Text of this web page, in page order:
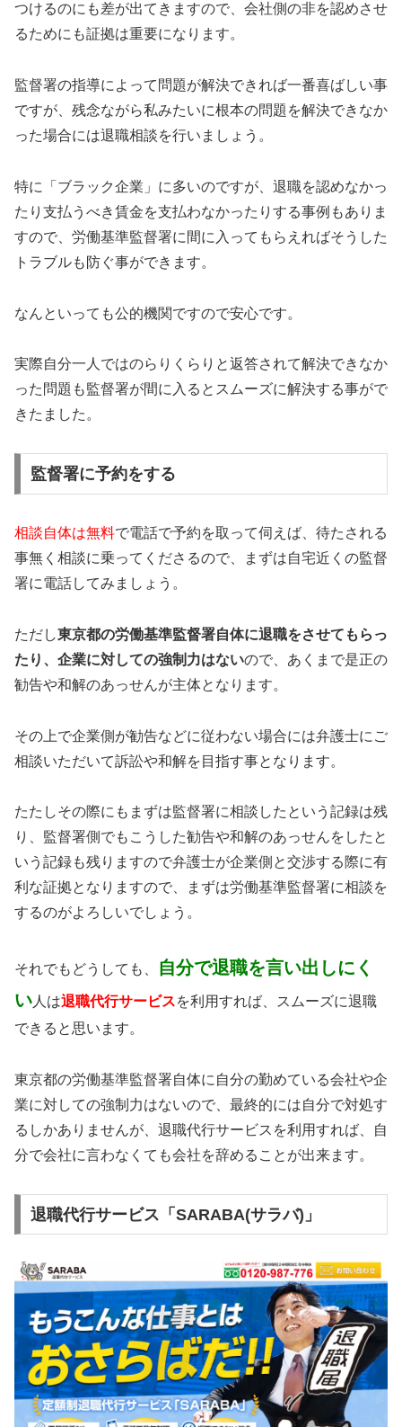
つけるのにも差が出てきますので、会社側の非を認めさせ
るためにも証拠は重要になります。
監督署の指導によって問題が解決できれば一番喜ばしい事
ですが、残念ながら私みたいに根本の問題を解決できなか
った場合には退職相談を行いましょう。
特に「ブラック企業」に多いのですが、退職を認めなかっ
たり支払うべき賃金を支払わなかったりする事例もありま
すので、労働基準監督署に間に入ってもらえればそうした
トラブルも防ぐ事ができます。
なんといっても公的機関ですので安心です。
実際自分一人ではのらりくらりと返答されて解決できなか
った問題も監督署が間に入るとスムーズに解決する事がで
きたました。
監督署に予約をする
相談自体は無料で電話で予約を取って伺えば、待たされる
事無く相談に乗ってくださるので、まずは自宅近くの監督
署に電話してみましょう。
ただし東京都の労働基準監督署自体に退職をさせてもらっ
たり、企業に対しての強制力はないので、あくまで是正の
勧告や和解のあっせんが主体となります。
その上で企業側が勧告などに従わない場合には弁護士にご
相談いただいて訴訟や和解を目指す事となります。
たたしその際にもまずは監督署に相談したという記録は残
り、監督署側でもこうした勧告や和解のあっせんをしたと
いう記録も残りますので弁護士が企業側と交渉する際に有
利な証拠となりますので、まずは労働基準監督署に相談を
するのがよろしいでしょう。
それでもどうしても、
自分で退職を言い出しにく
い 人は退職代行サービスを利用すれば、スムーズに退職
できると思います。
東京都の労働基準監督署自体に自分の勤めている会社や企
業に対しての強制力はないので、最終的には自分で対処す
るしかありませんが、退職代行サービスを利用すれば、自
分で会社に言わなくても会社を辞めることが出来ます。
退職代行サービス「SARABA(サラバ)」